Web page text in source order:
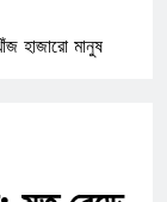
হাজারো মানুষ